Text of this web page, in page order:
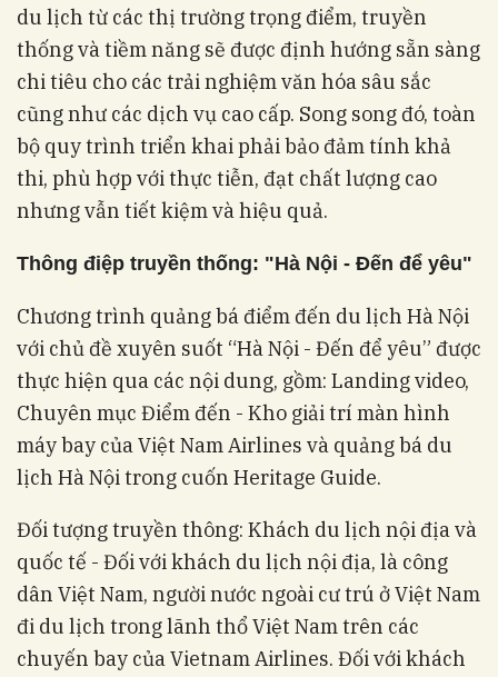
du lịch từ các thị trường trọng điểm, truyền
thống và tiềm năng sẽ được định hướng sẵn sàng
chi tiêu cho các trải nghiệm văn hóa sâu sắc
cũng như các dịch vụ cao cấp. Song song đó, toàn
bộ quy trình triển khai phải bảo đảm tính khả
thi, phù hợp với thực tiễn, đạt chất lượng cao
nhưng vẫn tiết kiệm và hiệu quả.
Thông điệp truyền thống: "Hà Nội - Đến để yêu"
Chương trình quảng bá điểm đến du lịch Hà Nội
với chủ đề xuyên suốt “Hà Nội - Đến để yêu” được
thực hiện qua các nội dung, gồm: Landing video,
Chuyên mục Điểm đến - Kho giải trí màn hình
máy bay của Việt Nam Airlines và quảng bá du
lịch Hà Nội trong cuốn Heritage Guide.
Đối tượng truyền thông: Khách du lịch nội địa và
quốc tế - Đối với khách du lịch nội địa, là công
dân Việt Nam, người nước ngoài cư trú ở Việt Nam
đi du lịch trong lãnh thổ Việt Nam trên các
chuyến bay của Vietnam Airlines. Đối với khách